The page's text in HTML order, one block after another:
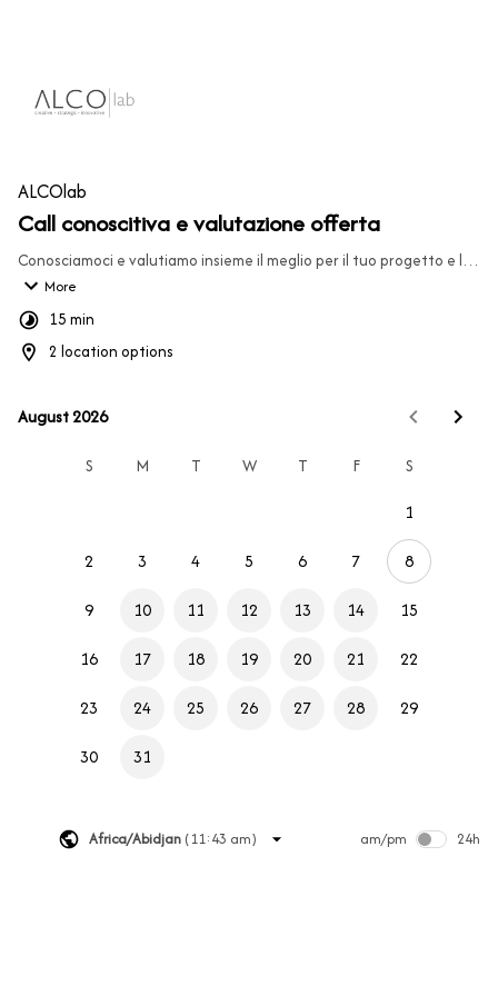
ALCOlab
Call conoscitiva e valutazione offerta
Conosciamoci e valutiamo insieme il meglio per il tuo progetto e le
tue idee.
Una semplice call che ci permetterà di valutare la situazione
attuale del tuo business e le migliori strategie per promuoverlo.
More
15 min
2 location options
August 2026
August 2026
S M T W T F
S
1
2 3 4 5 6 7 8
9 10 11 12 13 14 15
16 17 18 19 20 21 22
23 24 25 26 27 28 29
30 31
Africa/Abidjan (11:43 am) am/pm 24h